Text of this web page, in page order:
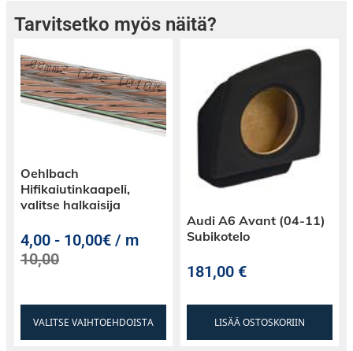
Tarvitsetko myös näitä?
Oehlbach
Hifikaiutinkaapeli,
valitse halkaisija
4,00 - 10,00€ / m
10,00
VALITSE VAIHTOEHDOISTA
Audi A6 Avant (04-11)
Subikotelo
181,00€
LISÄÄ OSTOSKORIIN